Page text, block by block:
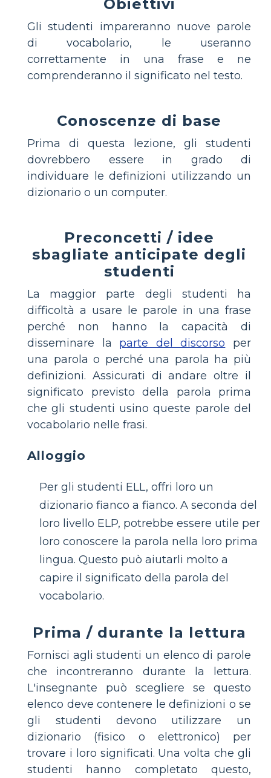
Obiettivi
Gli studenti impareranno nuove parole
di vocabolario, le useranno
correttamente in una frase e ne
comprenderanno il significato nel testo.
Conoscenze di base
Prima di questa lezione, gli studenti
dovrebbero essere in grado di
individuare le definizioni utilizzando un
dizionario o un computer.
Preconcetti / idee
sbagliate anticipate degli
studenti
La maggior parte degli studenti ha
difficoltà a usare le parole in una frase
perché non hanno la capacità di
disseminare la parte del discorso per
una parola o perché una parola ha più
definizioni. Assicurati di andare oltre il
significato previsto della parola prima
che gli studenti usino queste parole del
vocabolario nelle frasi.
Alloggio
Per gli studenti ELL, offri loro un
dizionario fianco a fianco. A seconda del
loro livello ELP, potrebbe essere utile per
loro conoscere la parola nella loro prima
lingua. Questo può aiutarli molto a
capire il significato della parola del
vocabolario.
Prima / durante la lettura
Fornisci agli studenti un elenco di parole
che incontreranno durante la lettura.
L'insegnante può scegliere se questo
elenco deve contenere le definizioni o se
gli studenti devono utilizzare un
dizionario (fisico o elettronico) per
trovare i loro significati. Una volta che gli
studenti hanno completato questo,